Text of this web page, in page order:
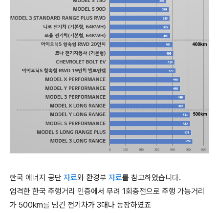
한국 에너지 공단 자료와 환경부 자료를 참고하였습니다.
엄격한 한국 주행거리 인증에서 무려 1회충전으로 주행 가능거리
가 500km를 넘긴 전기차가 3대나 등장하였죠